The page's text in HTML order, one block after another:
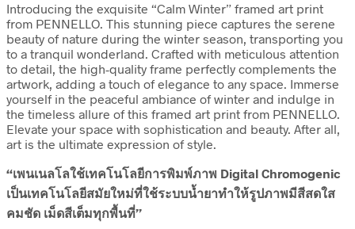
Introducing the exquisite “Calm Winter” framed art print
from PENNELLO. This stunning piece captures the serene
beauty of nature during the winter season, transporting you
to a tranquil wonderland. Crafted with meticulous attention
to detail, the high-quality frame perfectly complements the
artwork, adding a touch of elegance to any space. Immerse
yourself in the peaceful ambiance of winter and indulge in
the timeless allure of this framed art print from PENNELLO.
Elevate your space with sophistication and beauty. After all,
art is the ultimate expression of style.
“เพนเนลโลใช้เทคโนโลยีการพิมพ์ภาพ Digital Chromogenic
เป็นเทคโนโลยีสมัยใหม่ที่ใช้ระบบน้ำยาทำให้รูปภาพมีสีสดใส
คมชัด เม็ดสีเต็มทุกพื้นที่”